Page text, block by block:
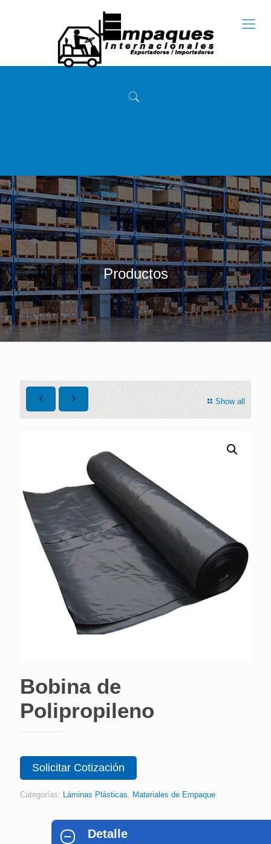
Productos
Show all
Bobina de
Polipropileno
Solicitar Cotización
Categorías: Láminas Plásticas, Materiales de Empaque
Detalle